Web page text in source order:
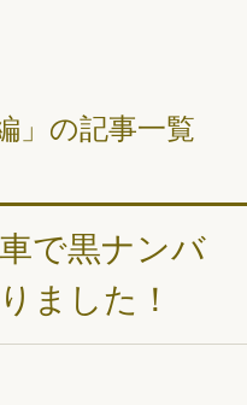
」の記事一覧
で黒ナンバ
ました！